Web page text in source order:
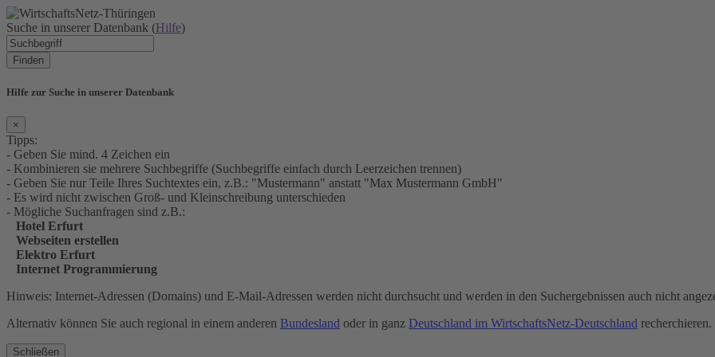
Suche in unserer Datenbank (Hilfe)
Finden
Hilfe zur Suche in unserer Datenbank
×
Tipps:
- Geben Sie mind. 4 Zeichen ein
- Kombinieren sie mehrere Suchbegriffe (Suchbegriffe einfach durch Leerzeichen trennen)
- Geben Sie nur Teile Ihres Suchtextes ein, z.B.: "Mustermann" anstatt "Max Mustermann GmbH"
- Es wird nicht zwischen Groß- und Kleinschreibung unterschieden
- Mögliche Suchanfragen sind z.B.:
Hotel Erfurt
Webseiten erstellen
Elektro Erfurt
Internet Programmierung
Hinweis: Internet-Adressen (Domains) und E-Mail-Adressen werden nicht durchsucht und werden in den Suchergebnissen auch nicht
Alternativ können Sie auch regional in einem anderen Bundesland oder in ganz Deutschland im WirtschaftsNetz-Deutschland recherchieren.
Schließen